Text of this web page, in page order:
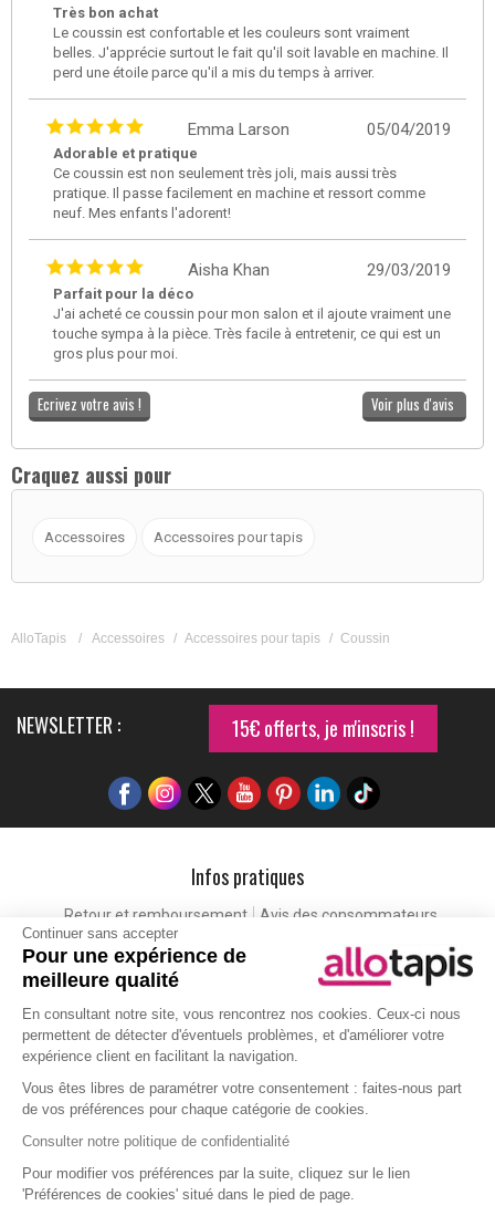
Continuer sans accepter
Pour une expérience de
meilleure qualité
En consultant notre site, vous rencontrez nos cookies. Ceux-ci nous
permettent de détecter d'éventuels problèmes, et d'améliorer votre
expérience client en facilitant la navigation.
Vous êtes libres de paramétrer votre consentement : faites-nous part
de vos préférences pour chaque catégorie de cookies.
Consulter notre politique de confidentialité
Pour modifier vos préférences par la suite, cliquez sur le lien
'Préférences de cookies' situé dans le pied de page.
Très bon achat
Le coussin est confortable et les couleurs sont vraiment
belles. J'apprécie surtout le fait qu'il soit lavable en machine. Il
perd une étoile parce qu'il a mis du temps à arriver.
05/04/2019
Emma Larson
Adorable et pratique
Ce coussin est non seulement très joli, mais aussi très
pratique. Il passe facilement en machine et ressort comme
neuf. Mes enfants l'adorent!
29/03/2019
Aisha Khan
Parfait pour la déco
J'ai acheté ce coussin pour mon salon et il ajoute vraiment une
touche sympa à la pièce. Très facile à entretenir, ce qui est un
gros plus pour moi.
Ecrivez votre avis ! Voir plus d'avis
Craquez aussi pour
Accessoires Accessoires pour tapis
AlloTapis / Accessoires / Accessoires pour tapis / Coussin
NEWSLETTER : 15€ offerts, je m'inscris !
Infos pratiques
Retour et remboursement
Avis des consommateurs
Tapis et paillasson personnalisé
Labels de qualité
Eco-participation
Vos avantages
Aide
Qui sommes-nous ?
Nous contacter
Politique de protection de la vie privée
Moyens de paiements
Livraison
Foire aux questions
Les couleurs de tapis
Comment bien choisir son tapis ?